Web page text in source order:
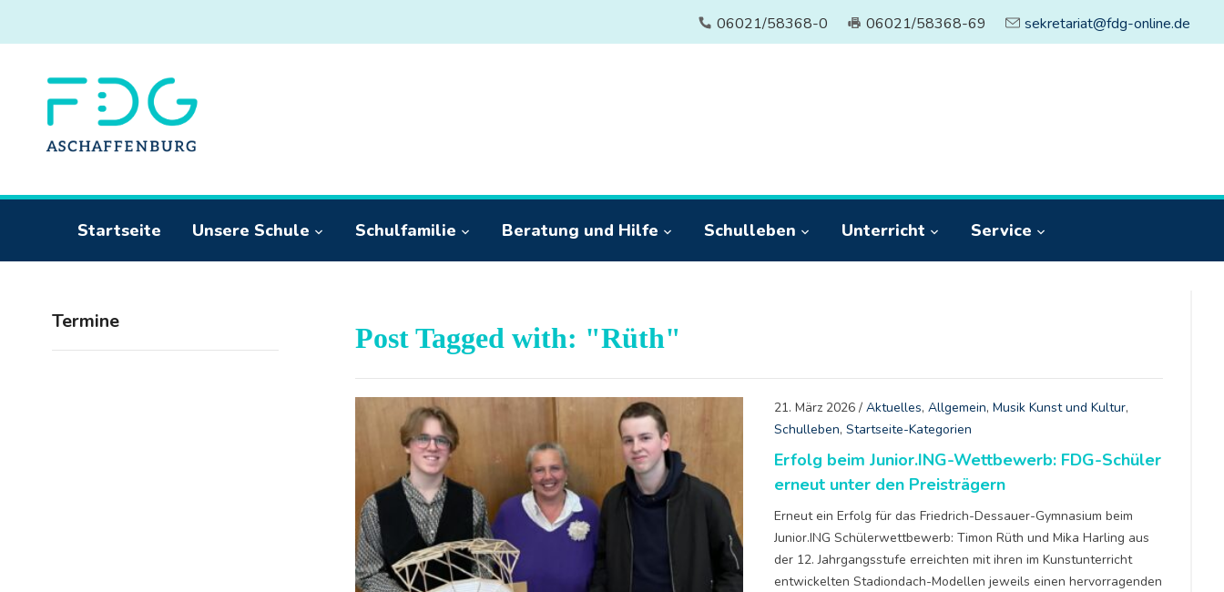
06021/58368-0 06021/58368-69 sekretariat@fdg-online.de
Startseite Unsere Schule Schulfamilie Beratung und Hilfe Schulleben Unterricht Service
Termine
Post Tagged with: "Rüth"
21. März 2026 /Aktuelles,Allgemein,Musik Kunst und Kultur,
Schulleben,Startseite-Kategorien
Erfolg beim Junior.ING-Wettbewerb: FDG-Schüler
erneut unter den Preisträgern
Erneut ein Erfolg für das Friedrich-Dessauer-Gymnasium beim
Junior.ING Schülerwettbewerb: Timon Rüth und Mika Harling aus
der 12. Jahrgangsstufe erreichten mit ihren im Kunstunterricht
entwickelten Stadiondach-Modellen jeweils einen hervorragenden